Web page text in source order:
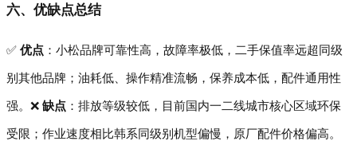
六、优缺点总结
✅ 优点 ：小松品牌可靠性高，故障率极低，二手保值率远超同级
别其他品牌；油耗低、操作精准流畅，保养成本低，配件通用性
强。❌ 缺点 ：排放等级较低，目前国内一二线城市核心区域环保
受限；作业速度相比韩系同级别机型偏慢，原厂配件价格偏高。